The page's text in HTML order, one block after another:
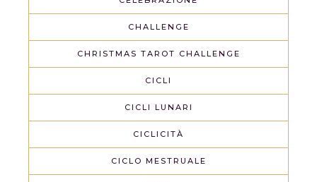
CHALLENGE
CHRISTMAS TAROT CHALLENGE
CICLI
CICLI LUNARI
CICLICITÀ
CICLO MESTRUALE